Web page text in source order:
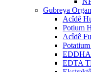
Gubreya
Acîdê
Potium
Acîdê
EDTA